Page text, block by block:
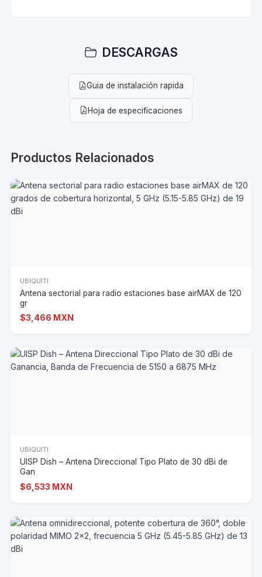
DESCARGAS
Guia de instalación rapida
Hoja de especificaciones
Productos Relacionados
UBIQUITI
Antena sectorial para radio estaciones base airMAX de 120
gr
$3,466 MXN
UBIQUITI
UISP Dish – Antena Direccional Tipo Plato de 30 dBi de
Gan
$6,533 MXN